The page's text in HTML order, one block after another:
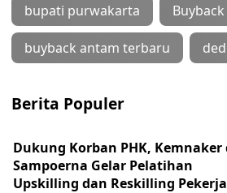
bupati purwakarta Buyback
buyback antam terbaru
Berita Populer
Dukung Korban PHK, Kemnaker
Sampoerna Gelar Pelatihan
Upskilling dan Reskilling Pekerja